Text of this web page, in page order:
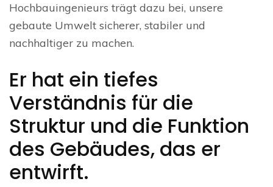
Hochbauingenieurs trägt dazu bei, unsere
gebaute Umwelt sicherer, stabiler und
nachhaltiger zu machen.
Er hat ein tiefes
Verständnis für die
Struktur und die Funktion
des Gebäudes, das er
entwirft.